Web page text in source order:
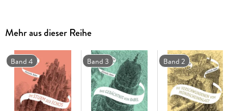
Stimme, auserkoren? Ophelia ahnt nicht, welche tödlichen
Intrigen sie auf ihrer Reise erwarten, und macht sich auf den
Weg in ihr neues, blitzgefährliches Zuhause.
Eine unvergessliche Heldin, eine atemberaubende Welt von
Archen und Familienclans, eine Geschichte, wie sie noch
nicht erzählt wurde - Christelle Dabos hat mit ihrer Serie um
die Spiegelreisende ein sagenhaftes Universum geschaffen,
in dem man ewig verweilen möchte.
Mehr aus dieser Reihe
Band 4 Band 3 Band 2